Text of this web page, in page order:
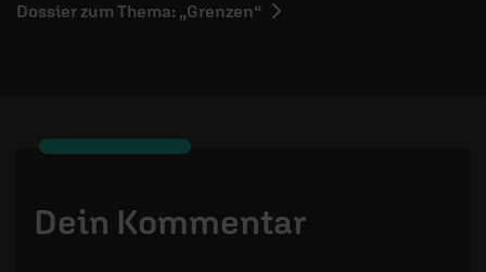
Dossier zum Thema: „Grenzen“
Dein Kommentar